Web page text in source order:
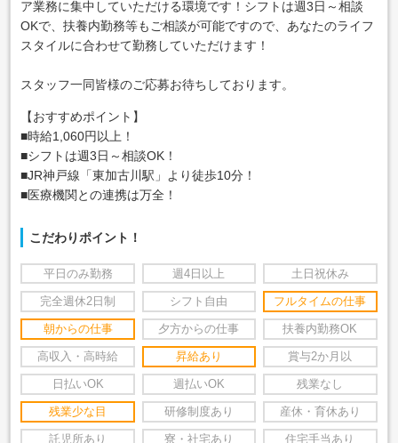
ア業務に集中していただける環境です！シフトは週3日～相談
OKで、扶養内勤務等もご相談が可能ですので、あなたのライフ
スタイルに合わせて勤務していただけます！
スタッフ一同皆様のご応募お待ちしております。
【おすすめポイント】
■時給1,060円以上！
■シフトは週3日～相談OK！
■JR神戸線「東加古川駅」より徒歩10分！
■医療機関との連携は万全！
こだわりポイント！
平日のみ勤務 週4日以上 土日祝休み
完全週休2日制 シフト自由 フルタイムの仕事
朝からの仕事 夕方からの仕事 扶養内勤務OK
高収入・高時給 昇給あり 賞与2か月以
日払いOK 週払いOK 残業なし
残業少な目 研修制度あり 産休・育休あり
託児所あり 寮・社宅あり 住宅手当あり